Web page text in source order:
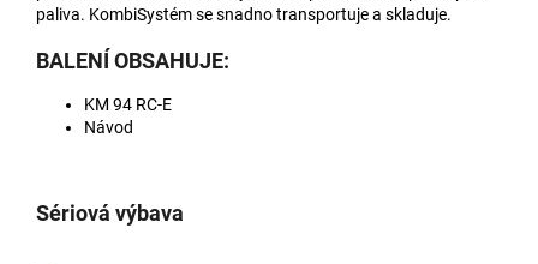
paliva. KombiSystém se snadno transportuje a skladuje.
BALENÍ OBSAHUJE:
KM 94 RC-E
Návod
Sériová výbava